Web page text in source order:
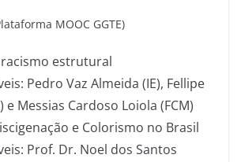
MOOC GGTE)
racismo estrutural
Pedro Vaz Almeida (IE), Fellipe
e Messias Cardoso Loiola (FCM)
e Colorismo no Brasil
Prof. Dr. Noel dos Santos